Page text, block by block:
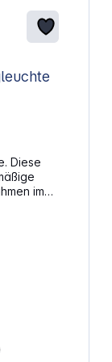
Ringleuchte
Diese
im
für
und